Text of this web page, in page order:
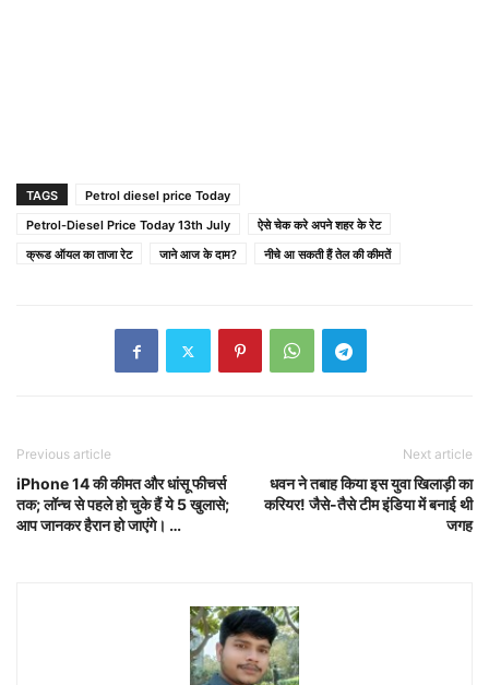
TAGS
Petrol diesel price Today
Petrol-Diesel Price Today 13th July
ऐसे चेक करे अपने शहर के रेट
क्रूड ऑयल का ताजा रेट
जाने आज के दाम? नीचे आ सकती हैं तेल की कीमतें
Previous article
iPhone 14 की कीमत और धांसू फीचर्स
तक; लॉन्च से पहले हो चुके हैं ये 5 खुलासे;
आप जानकर हैरान हो जाएंगे। …
Next article
धवन ने तबाह किया इस युवा खिलाड़ी का
करियर! जैसे-तैसे टीम इंडिया में बनाई थी
जगह